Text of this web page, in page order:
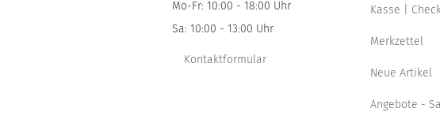
Mo-Fr: 10:00 - 18:00 Uhr
Sa: 10:00 - 13:00 Uhr
Kontaktformular
Kasse |
Merkzettel
Neue Artikel
Angebote -